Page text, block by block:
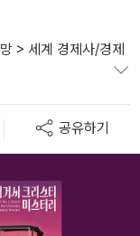
> 세계 경제사/경제
공유하기